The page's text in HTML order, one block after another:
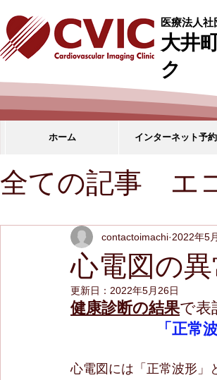
医療法人社
大井
ク
ホーム インターネット予約
全ての記事
エ
診療日（診療
お知らせ
心電図の
contactoimachi 2022年5
更新日： 2022年5月26日
健康診断の結果で表
「正常
心電図には「正常波形」